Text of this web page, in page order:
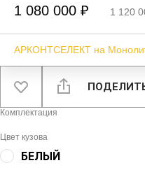
1 080 000 ₽ 1 120
АРКОНТСЕЛЕКТ на
Комплектация
Цвет кузова
БЕЛЫЙ